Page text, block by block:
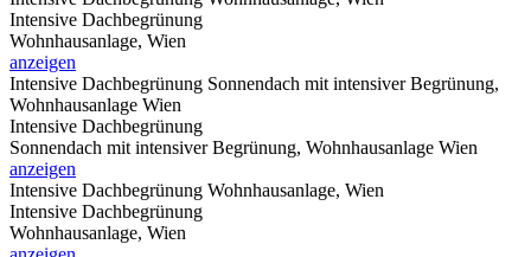
Intensive Dachbegrünung
Wohnhausanlage, Wien
anzeigen
Intensive Dachbegrünung Sonnendach mit intensiver Begrünung,
Wohnhausanlage Wien
Intensive Dachbegrünung
Sonnendach mit intensiver Begrünung, Wohnhausanlage Wien
anzeigen
Intensive Dachbegrünung Wohnhausanlage, Wien
Intensive Dachbegrünung
Wohnhausanlage, Wien